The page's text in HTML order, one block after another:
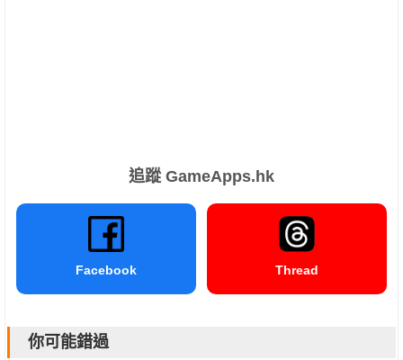
追蹤 GameApps.hk
Facebook Thread
你可能錯過